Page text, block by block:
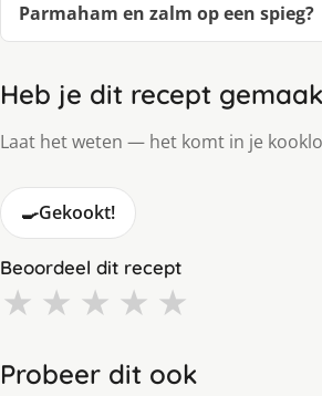
Parmaham en zalm op een spieg?
Heb je dit recept
Laat het weten — het komt in je
🍳Gekookt!
Beoordeel dit recept
★ ★ ★ ★ ★
Probeer dit ook